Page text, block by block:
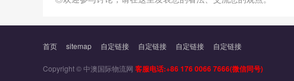
首页 sitemap 自定链接 自定链接 自定链接 自定链接
Copyright © 中澳国际物流网 客服电话:+86 176 0066 7666(微信同号)